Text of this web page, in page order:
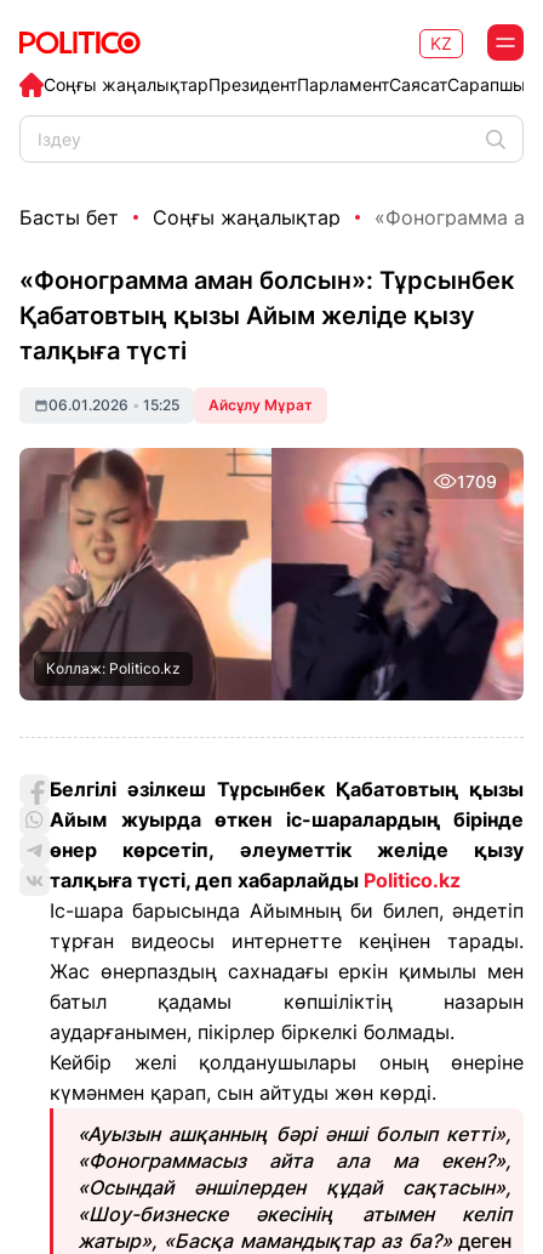
Соңғы жаңалықтарПрезидентПарламентСаясат
KZ
Басты бет Соңғы жаңалықтар «Фонограмма
«Фонограмма аман болсын»: Тұрсынбек
Қабатовтың қызы Айым желіде қызу
талқыға түсті
06.01.2026 • 15:25 Айсұлу Мұрат
1709
Коллаж: Politico.kz
Белгілі әзілкеш Тұрсынбек Қабатовтың қызы
Айым жуырда өткен іс-шаралардың бірінде
өнер көрсетіп, әлеуметтік желіде қызу
талқыға түсті, деп хабарлайды Politico.kz
Іс-шара барысында Айымның би билеп, әндетіп
тұрған видеосы интернетте кеңінен тарады.
Жас өнерпаздың сахнадағы еркін қимылы мен
батыл қадамы көпшіліктің назарын
аударғанымен, пікірлер біркелкі болмады.
Кейбір желі қолданушылары оның өнеріне
күмәнмен қарап, сын айтуды жөн көрді.
«Ауызын ашқанның бәрі әнші болып кетті»,
«Фонограммасыз айта ала ма екен?»,
«Осындай әншілерден құдай сақтасын»,
«Шоу-бизнеске әкесінің атымен келіп
жатыр», «Басқа мамандықтар аз ба?»деген